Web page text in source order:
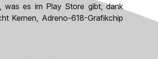
was es im Play Store gibt, dank
Kernen, Adreno-618-Grafikchip